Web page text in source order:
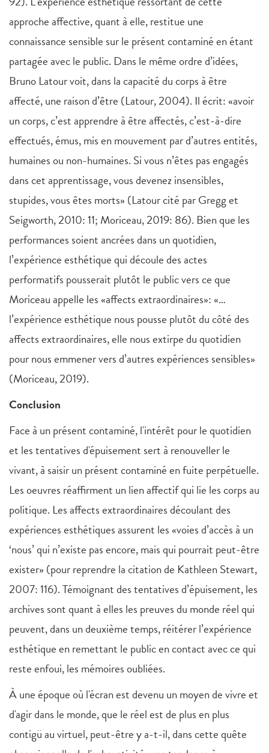
approche affective, quant à elle, restitue une
connaissance sensible sur le présent contaminé en étant
partagée avec le public. Dans le même ordre d’idées,
Bruno Latour voit, dans la capacité du corps à être
affecté, une raison d’être (Latour, 2004). Il écrit: «avoir
un corps, c’est apprendre à être affectés, c’est-à-dire
effectués, émus, mis en mouvement par d’autres entités,
humaines ou non-humaines. Si vous n’êtes pas engagés
dans cet apprentissage, vous devenez insensibles,
stupides, vous êtes morts» (Latour cité par Gregg et
Seigworth, 2010: 11; Moriceau, 2019: 86). Bien que les
performances soient ancrées dans un quotidien,
l’expérience esthétique qui découle des actes
performatifs pousserait plutôt le public vers ce que
Moriceau appelle les «affects extraordinaires»: «…
l’expérience esthétique nous pousse plutôt du côté des
affects extraordinaires, elle nous extirpe du quotidien
pour nous emmener vers d’autres expériences sensibles»
(Moriceau, 2019).
Conclusion
Face à un présent contaminé, l'intérêt pour le quotidien
et les tentatives d'épuisement sert à renouveller le
vivant, à saisir un présent contaminé en fuite perpétuelle.
Les oeuvres réaffirment un lien affectif qui lie les corps au
politique. Les affects extraordinaires découlant des
expériences esthétiques assurent les «voies d’accès à un
‘nous’ qui n’existe pas encore, mais qui pourrait peut-être
exister» (pour reprendre la citation de Kathleen Stewart,
2007: 116). Témoignant des tentatives d’épuisement, les
archives sont quant à elles les preuves du monde réel qui
peuvent, dans un deuxième temps, réitérer l’expérience
esthétique en remettant le public en contact avec ce qui
reste enfoui, les mémoires oubliées.
À une époque où l'écran est devenu un moyen de vivre et
d'agir dans le monde, que le réel est de plus en plus
contigü au virtuel, peut-être y a-t-il, dans cette quête